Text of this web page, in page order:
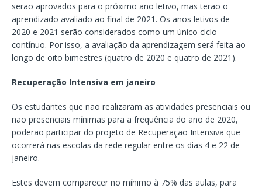
serão aprovados para o próximo ano letivo, mas terão o
aprendizado avaliado ao final de 2021. Os anos letivos de
2020 e 2021 serão considerados como um único ciclo
contínuo. Por isso, a avaliação da aprendizagem será feita ao
longo de oito bimestres (quatro de 2020 e quatro de 2021).
Recuperação Intensiva em janeiro
Os estudantes que não realizaram as atividades presenciais ou
não presenciais mínimas para a frequência do ano de 2020,
poderão participar do projeto de Recuperação Intensiva que
ocorrerá nas escolas da rede regular entre os dias 4 e 22 de
janeiro.
Estes devem comparecer no mínimo à 75% das aulas, para